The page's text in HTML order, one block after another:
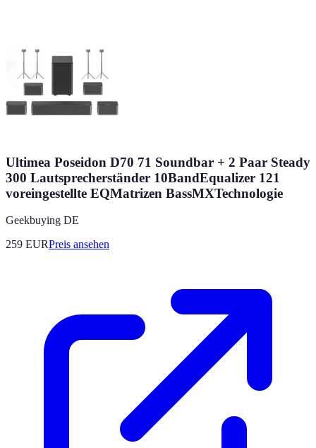
Ultimea Poseidon D70 71 Soundbar + 2 Paar Steady
300 Lautsprecherständer 10BandEqualizer 121
voreingestellte EQMatrizen BassMXTechnologie
Geekbuying DE
259 EURPreis ansehen